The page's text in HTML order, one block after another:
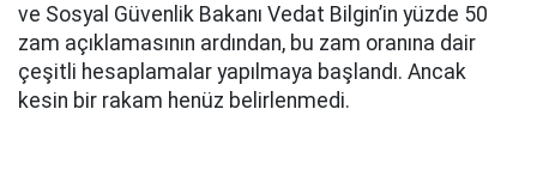
ve Sosyal Güvenlik Bakanı Vedat Bilgin’in yüzde 50
zam açıklamasının ardından, bu zam oranına dair
çeşitli hesaplamalar yapılmaya başlandı. Ancak
kesin bir rakam henüz belirlenmedi.